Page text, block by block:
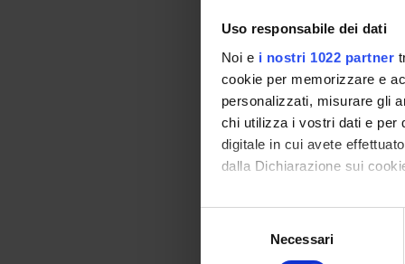
Uso responsabile dei dati
Noi e i nostri 1022 partner
cookie per memorizzare e
personalizzati, misurare gli
chi utilizza i vostri dati e per
digitale in cui avete
dalla Dichiarazione sui
Con il tuo consenso,
raccogliere
Necessari
Id
Handle
ultima